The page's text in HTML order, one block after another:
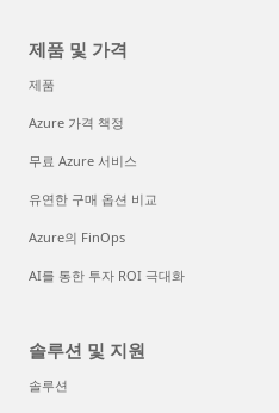
제품 및 가격
제품
Azure 가격 책정
무료 Azure 서비스
유연한 구매 옵션 비교
Azure의 FinOps
AI를 통한 투자 ROI 극대화
솔루션 및 지원
솔루션